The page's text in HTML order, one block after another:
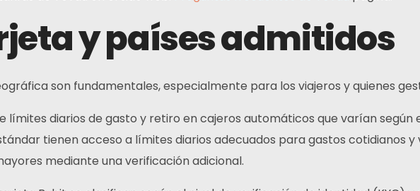
y países admitidos
son fundamentales, especialmente para los viajeros y quienes
límites diarios de gasto y retiro en cajeros automáticos que varían según
tienen acceso a límites diarios adecuados para gastos cotidianos y
mediante una verificación adicional.